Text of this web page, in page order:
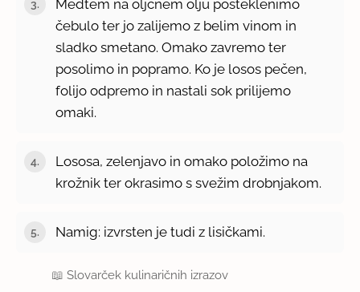
Medtem na oljčnem olju posteklenimo
čebulo ter jo zalijemo z belim vinom in
sladko smetano. Omako zavremo ter
posolimo in popramo. Ko je losos pečen,
folijo odpremo in nastali sok prilijemo
omaki.
Lososa, zelenjavo in omako položimo na
krožnik ter okrasimo s svežim drobnjakom.
Namig: izvrsten je tudi z lisičkami.
📖Slovarček kulinaričnih izrazov